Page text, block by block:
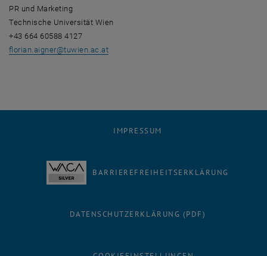
PR und Marketing
Technische Universität Wien
+43 664 60588 4127
florian.aigner@tuwien.ac.at
IMPRESSUM
BARRIEREFREIHEITSERKLÄRUNG
DATENSCHUTZERKLÄRUNG (PDF)